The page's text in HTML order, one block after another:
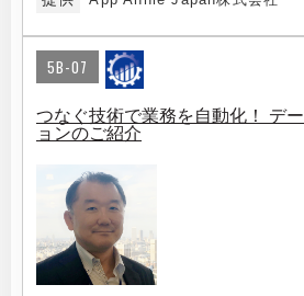
5B-07
つなぐ技術で業務を自動化！ デ
ョンのご紹介